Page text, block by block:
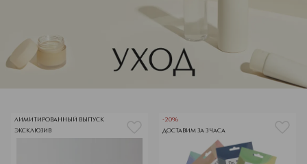
ЛИМИТИРОВАННЫЙ ВЫПУСК
ЭКСКЛЮЗИВ
-20%
ДОСТАВИМ ЗА 3 ЧАСА